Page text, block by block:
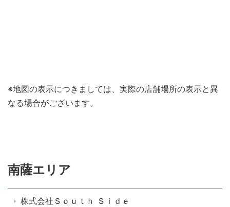
※地図の表示につきましては、実際の店舗場所の表示と異
なる場合がございます。
南薩エリア
株式会社Ｓｏｕｔｈ Ｓｉｄｅ